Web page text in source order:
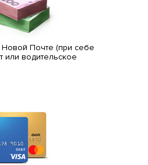
Почте (при себе
или водительское